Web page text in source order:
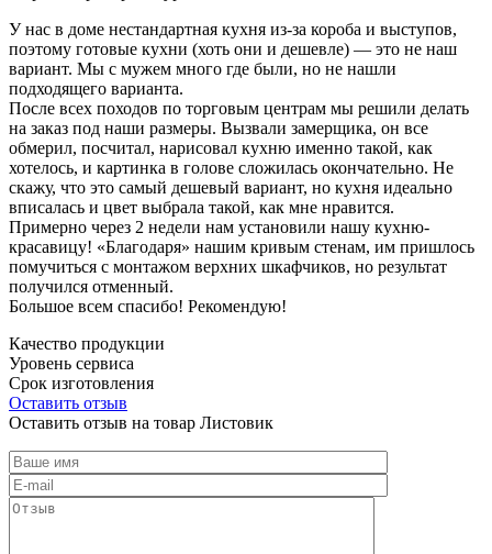
У нас в доме нестандартная кухня из-за короба и выступов,
поэтому готовые кухни (хоть они и дешевле) — это не наш
вариант. Мы с мужем много где были, но не нашли
подходящего варианта.
После всех походов по торговым центрам мы решили делать
на заказ под наши размеры. Вызвали замерщика, он все
обмерил, посчитал, нарисовал кухню именно такой, как
хотелось, и картинка в голове сложилась окончательно. Не
скажу, что это самый дешевый вариант, но кухня идеально
вписалась и цвет выбрала такой, как мне нравится.
Примерно через 2 недели нам установили нашу кухню-
красавицу! «Благодаря» нашим кривым стенам, им пришлось
помучиться с монтажом верхних шкафчиков, но результат
получился отменный.
Большое всем спасибо! Рекомендую!
Качество продукции
Уровень сервиса
Срок изготовления
Оставить отзыв
Оставить отзыв на товар Листовик